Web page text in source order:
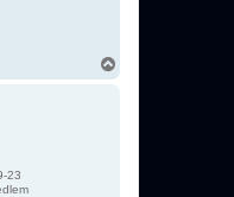
23